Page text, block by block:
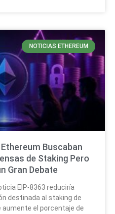
NOTICIAS ETHEREUM
Buscaban
de Staking Pero
Gran Debate
EIP-8363 reduciría
destinada al staking de
aumente el porcentaje de